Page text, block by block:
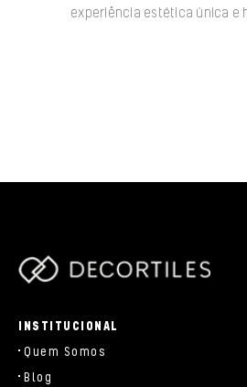
experiência estética única e
INSTITUCIONAL
Quem Somos
Blog